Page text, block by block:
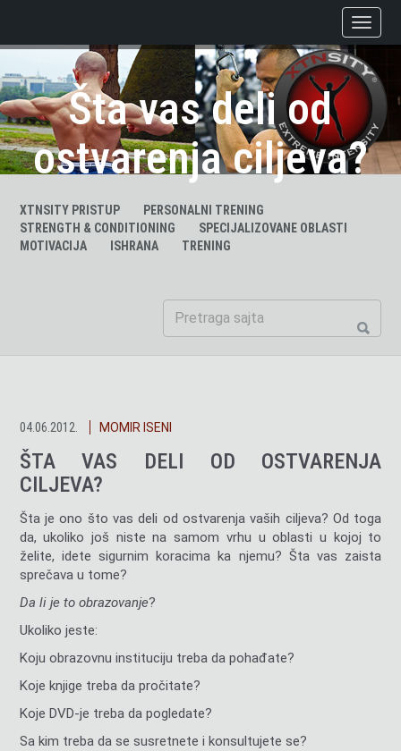
Šta vas deli od
ostvarenja ciljeva?
XTNSITY PRISTUP
PERSONALNI TRENING
STRENGTH & CONDITIONING
SPECIJALIZOVANE OBLASTI
MOTIVACIJA
ISHRANA TRENING
04.06.2012. MOMIR ISENI
ŠTA VAS DELI OD OSTVARENJA
CILJEVA?
Šta je ono što vas deli od ostvarenja vaših ciljeva? Od toga
da, ukoliko još niste na samom vrhu u oblasti u kojoj to
želite, idete sigurnim koracima ka njemu? Šta vas zaista
sprečava u tome?
Da li je to obrazovanje?
Ukoliko jeste:
Koju obrazovnu instituciju treba da pohađate?
Koje knjige treba da pročitate?
Koje DVD-je treba da pogledate?
Sa kim treba da se susretnete i konsultujete se?